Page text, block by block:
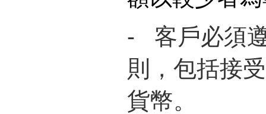
-
客戶必須
則，包括接
貨幣。